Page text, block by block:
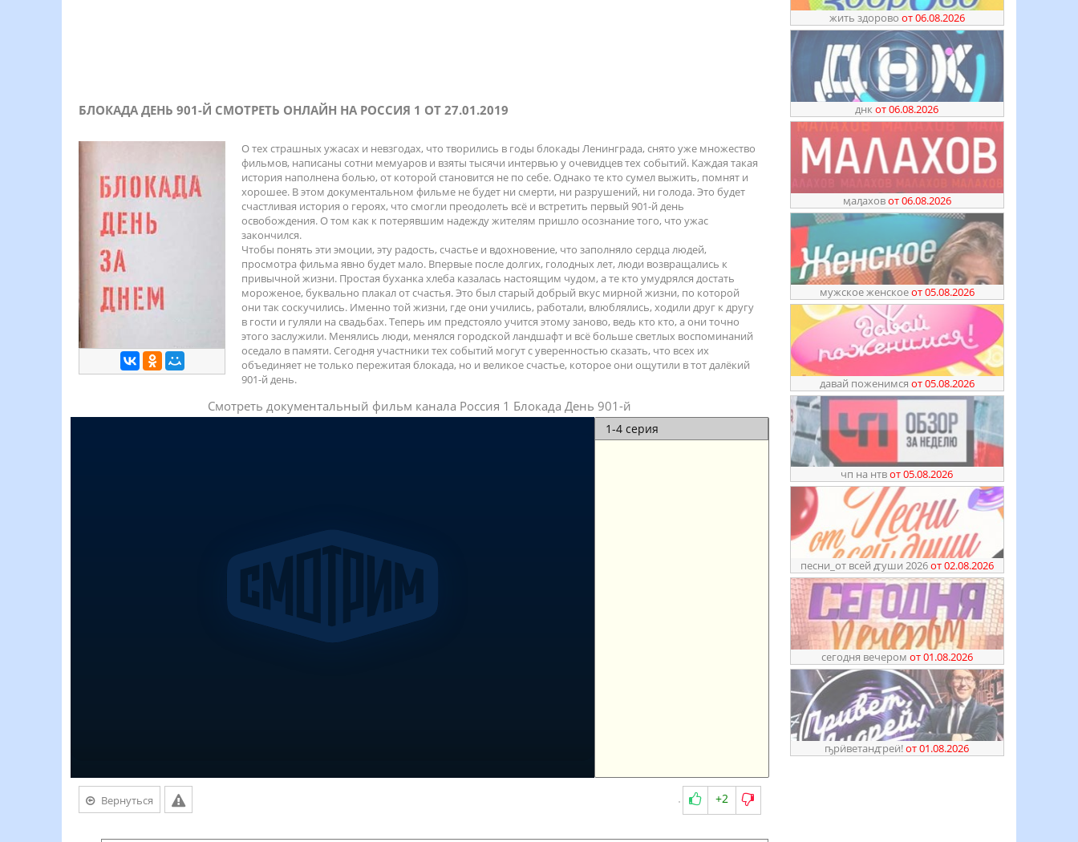
БЛОКАДА ДЕНЬ 901-Й СМОТРЕТЬ ОНЛАЙН НА РОССИЯ 1 ОТ 27.01.2019
О тех страшных ужасах и невзгодах, что творились в годы блокады Ленинграда, снято уже множество
фильмов, написаны сотни мемуаров и взяты тысячи интервью у очевидцев тех событий. Каждая такая
история наполнена болью, от которой становится не по себе. Однако те кто сумел выжить, помнят и
хорошее. В этом документальном фильме не будет ни смерти, ни разрушений, ни голода. Это будет
счастливая история о героях, что смогли преодолеть всё и встретить первый 901-й день
освобождения. О том как к потерявшим надежду жителям пришло осознание того, что ужас
закончился.
Чтобы понять эти эмоции, эту радость, счастье и вдохновение, что заполняло сердца людей,
просмотра фильма явно будет мало. Впервые после долгих, голодных лет, люди возвращались к
привычной жизни. Простая буханка хлеба казалась настоящим чудом, а те кто умудрялся достать
мороженое, буквально плакал от счастья. Это был старый добрый вкус мирной жизни, по которой
они так соскучились. Именно той жизни, где они учились, работали, влюблялись, ходили друг к другу
в гости и гуляли на свадьбах. Теперь им предстояло учится этому заново, ведь кто кто, а они точно
этого заслужили. Менялись люди, менялся городской ландшафт и всё больше светлых воспоминаний
оседало в памяти. Сегодня участники тех событий могут с уверенностью сказать, что всех их
объединяет не только пережитая блокада, но и великое счастье, которое они ощутили в тот далёкий
901-й день.
Смотреть документальный фильм канала Россия 1 Блокада День 901-й
Вернуться +2
жить здорово от 06.08.2026
днк от 06.08.2026
ӎаԓаховот 06.08.2026
мужское женскоеот 05.08.2026
давай поженимся от 05.08.2026
чп на нтвот 05.08.2026
песни_от всей ꙣуши 2026от 02.08.2026
сегодня вечером от 01.08.2026
ҧрӥветанꙣреӥ!от 01.08.2026